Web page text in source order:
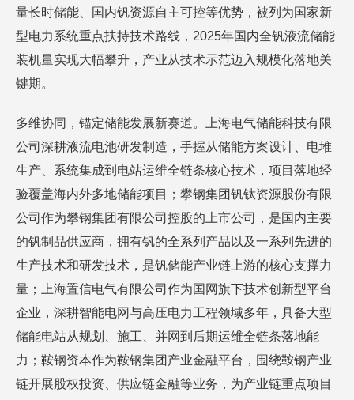
量长时储能、国内钒资源自主可控等优势，被列为国家新
型电力系统重点扶持技术路线，2025年国内全钒液流储能
装机量实现大幅攀升，产业从技术示范迈入规模化落地关
键期。
多维协同，锚定储能发展新赛道。上海电气储能科技有限
公司深耕液流电池研发制造，手握从储能方案设计、电堆
生产、系统集成到电站运维全链条核心技术，项目落地经
验覆盖海内外多地储能项目；攀钢集团钒钛资源股份有限
公司作为攀钢集团有限公司控股的上市公司，是国内主要
的钒制品供应商，拥有钒的全系列产品以及一系列先进的
生产技术和研发技术，是钒储能产业链上游的核心支撑力
量；上海置信电气有限公司作为国网旗下技术创新型平台
企业，深耕智能电网与高压电力工程领域多年，具备大型
储能电站从规划、施工、并网到后期运维全链条落地能
力；鞍钢资本作为鞍钢集团产业金融平台，围绕鞍钢产业
链开展股权投资、供应链金融等业务，为产业链重点项目